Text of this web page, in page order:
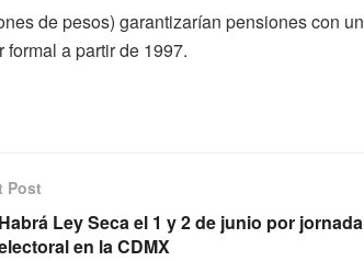
de pesos) garantizarían pensiones con un
a partir de 1997.
Post
Habrá Ley Seca el 1 y 2 de junio por jornada
en la CDMX